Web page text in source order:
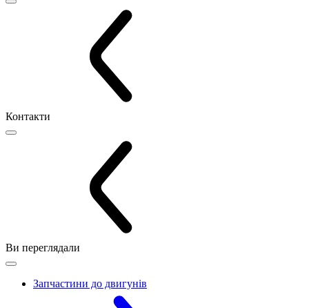
Контакти
Ви переглядали
Запчастини до двигунів